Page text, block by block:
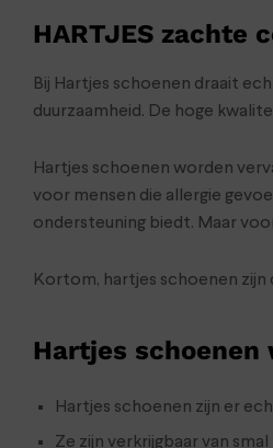
HARTJES zachte
Bij Hartjes schoenen draait
duurzaamheid. De hoge
Hartjes schoenen worden
voor mensen die allergie
ondersteuning biedt. Maar
Kortom, hartjes schoenen
Hartjes
Hartjes schoenen zijn er
Ze zijn verkrijgbaar van